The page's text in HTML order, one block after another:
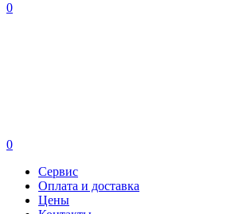
0
0
Сервис
Оплата и доставка
Цены